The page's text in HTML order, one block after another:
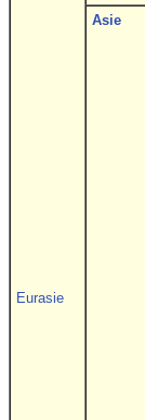
Eurasie
Asie